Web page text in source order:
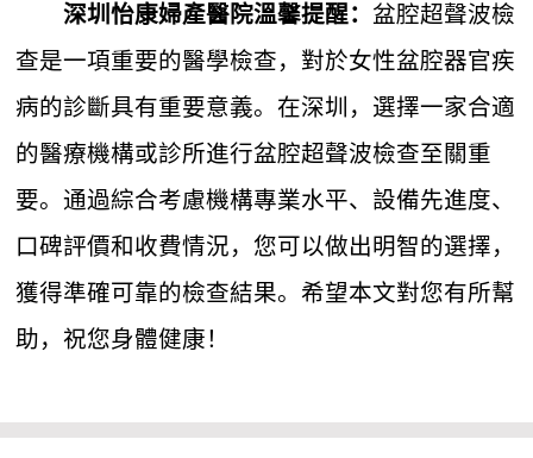
深圳怡康婦產醫院溫馨提醒： 盆腔超聲波檢
查是一項重要的醫學檢查，對於女性盆腔器官疾
病的診斷具有重要意義。在深圳，選擇一家合適
的醫療機構或診所進行盆腔超聲波檢查至關重
要。通過綜合考慮機構專業水平、設備先進度、
口碑評價和收費情況，您可以做出明智的選擇，
獲得準確可靠的檢查結果。希望本文對您有所幫
助，祝您身體健康！